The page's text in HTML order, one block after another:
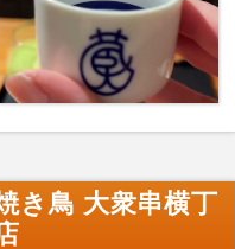
き鳥 大衆串横丁